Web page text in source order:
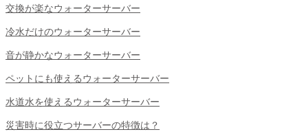
交換が楽なウォーターサーバー
冷水だけのウォーターサーバー
音が静かなウォーターサーバー
ペットにも使えるウォーターサーバー
水道水を使えるウォーターサーバー
災害時に役立つサーバーの特徴は？